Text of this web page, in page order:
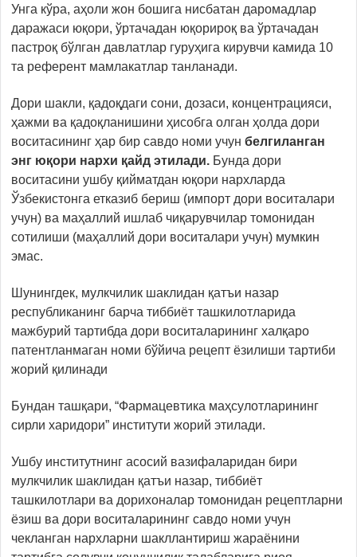
Унга кўра, аҳоли жон бошига нисбатан даромадлар
даражаси юқори, ўртачадан юқорироқ ва ўртачадан
пастроқ бўлган давлатлар гуруҳига кирувчи камида 10
та референт мамлакатлар танланади.
Дори шакли, қадоқдаги сони, дозаси, концентрацияси,
ҳажми ва қадоқланишини ҳисобга олган ҳолда дори
воситасининг ҳар бир савдо номи учун белгиланган
энг юқори нархи қайд этилади. Бунда дори
воситасини ушбу қийматдан юқори нархларда
Ўзбекистонга етказиб бериш (импорт дори воситалари
учун) ва маҳаллий ишлаб чиқарувчилар томонидан
сотилиши (маҳаллий дори воситалари учун) мумкин
эмас.
Шунингдек, мулкчилик шаклидан қатъи назар
республиканинг барча тиббиёт ташкилотларида
мажбурий тартибда дори воситаларининг халқаро
патентланмаган номи бўйича рецепт ёзилиши тартиби
жорий қилинади
Бундан ташқари, “Фармацевтика маҳсулотларининг
сирли харидори” институти жорий этилади.
Ушбу институтнинг асосий вазифаларидан бири
мулкчилик шаклидан қатъи назар, тиббиёт
ташкилотлари ва дорихоналар томонидан рецептларни
ёзиш ва дори воситаларининг савдо номи учун
чекланган нархларни шакллантириш жараёнини